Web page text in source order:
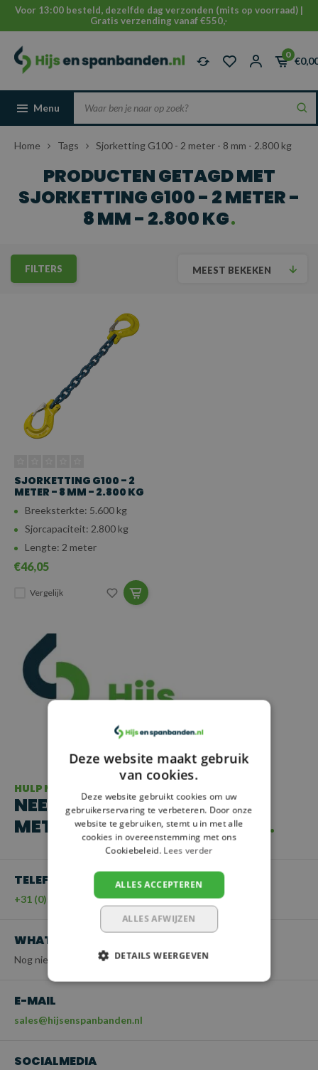
Voor 13:00 besteld, dezelfde dag verzonden (mits op voorraad) |
Gratis verzending vanaf €550,-
0
Menu
Home Tags Sjorketting G100 - 2 meter - 8 mm - 2.800 kg
PRODUCTEN GETAGD MET
SJORKETTING G100 - 2 METER -
8 MM - 2.800 KG
FILTERS MEEST BEKEKEN
SJORKETTING G100 - 2
METER - 8 MM - 2.800 KG
Breeksterkte: 5.600 kg
Sjorcapaciteit: 2.800 kg
Lengte: 2 meter
€46,05
Vergelijk
HULP NODIG?
NEEM CONTACT OP
MET ONZE KLANTENSERVICE
TELEFOON
+31 (0)55 - 203 21 43
WHATSAPP
Nog niet beschikbaar
E-MAIL
sales@hijsenspanbanden.nl
SOCIALMEDIA
Deze website maakt gebruik
van cookies.
Deze website gebruikt cookies om uw
gebruikerservaring te verbeteren. Door onze
website te gebruiken, stemt u in met alle
cookies in overeenstemming met ons
Cookiebeleid. Lees verder
ALLES ACCEPTEREN
ALLES AFWIJZEN
DETAILS WEERGEVEN